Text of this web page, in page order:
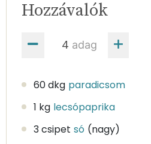
adag
Hozzávalók
60 dkg paradicsom
1 kg lecsópaprika
3 csipet só (nagy)